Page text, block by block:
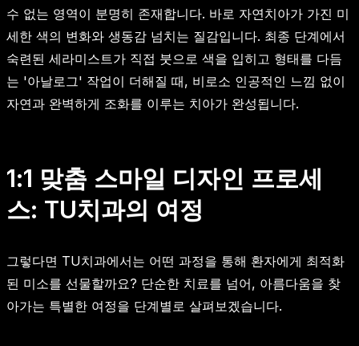
수 없는 영역이 분명히 존재합니다. 바로 자연치아가 가진 미
세한 색의 변화와 생동감 넘치는 질감입니다. 최종 단계에서
숙련된 세라미스트가 직접 붓으로 색을 입히고 형태를 다듬
는 '아날로그' 작업이 더해질 때, 비로소 인공적인 느낌 없이
자연과 완벽하게 조화를 이루는 치아가 완성됩니다.
1:1 맞춤 스마일 디자인 프로세
스: TU치과의 여정
그렇다면 TU치과에서는 어떤 과정을 통해 환자에게 최적화
된 미소를 선물할까요? 단순한 치료를 넘어, 아름다움을 찾
아가는 특별한 여정을 단계별로 살펴보겠습니다.